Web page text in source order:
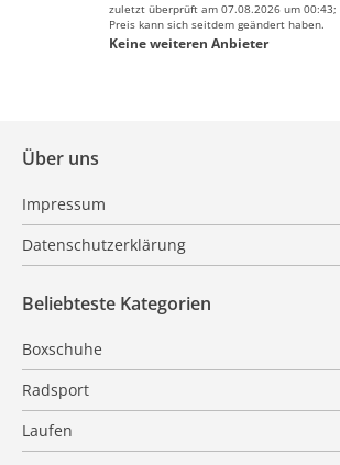
zuletzt überprüft am 07.08.2026 um 00:43;
Preis kann sich seitdem geändert haben.
Keine weiteren Anbieter
Über uns
Impressum
Datenschutzerklärung
Beliebteste Kategorien
Boxschuhe
Radsport
Laufen